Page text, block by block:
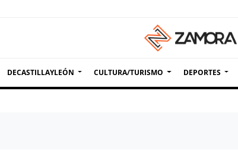
DECASTILLAYLEÓN CULTURA/TURISMO DEPORTES